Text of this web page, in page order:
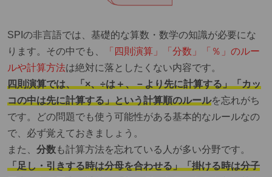
SPIの非言語では、基礎的な算数・数学の知識が必要にな
ります。その中でも
「四則演算」「分数」「％」のルー
ルや計算方法は絶対に落としたくない内容です。
四則演算では、「×、÷は＋、－より先に計算する」「カッ
コの中は先に計算する」という計算順のルールを忘れがち
です。どの問題でも使う可能性がある基本的なルールなの
で、必ず覚えておきましょう。
また、 分数も計算方法を忘れている人が多い分野です。
「足し・引きする時は分母を合わせる」「掛ける時は分子